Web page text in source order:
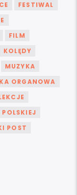
FESTIWAL
FILM
KOLĘDY
MUZYKA
ORGANOWA
POST